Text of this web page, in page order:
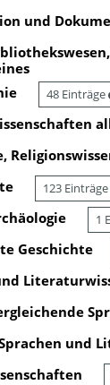
und
48 Einträge
123 Einträge
1
Geschichte
und